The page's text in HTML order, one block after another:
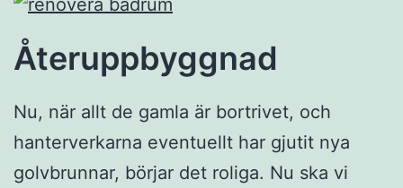
Återuppbyggnad
Nu, när allt de gamla är bortrivet, och
hanterverkarna eventuellt har gjutit nya
golvbrunnar, börjar det roliga. Nu ska vi